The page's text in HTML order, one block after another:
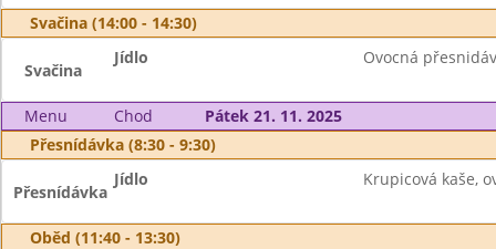
Svačina (14:00 - 14:30)
Svačina
Jídlo Ovocná
Menu Chod
Pátek 21. 11. 2025
Přesnídávka (8:30 - 9:30)
Přesnídávka
Jídlo Krupicová kaše,
Oběd (11:40 - 13:30)